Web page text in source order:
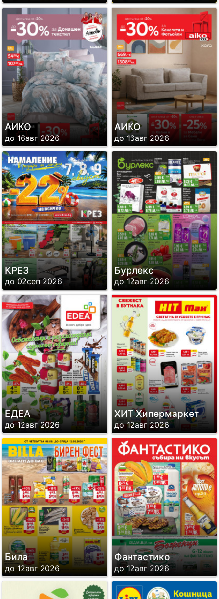
АИКО
до 16авг 2026
АИКО
до 16авг 2026
КРЕЗ
до 02сеп 2026
Бурлекс
до 12авг 2026
ЕДЕА
до 12авг 2026
ХИТ Хипермаркет
до 12авг 2026
Била
до 12авг 2026
Фантастико
до 12авг 2026